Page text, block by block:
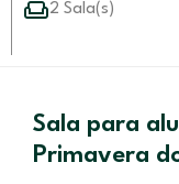
2 Sala(s)
Sala para
Primavera